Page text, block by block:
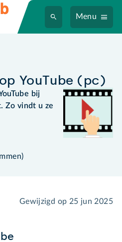
Menu
YouTube (pc)
bij
Zo vindt u ze
)
Gewijzigd op 25 jun 2025